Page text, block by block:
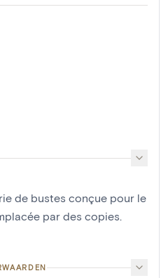
de bustes conçue pour le
par des copies.